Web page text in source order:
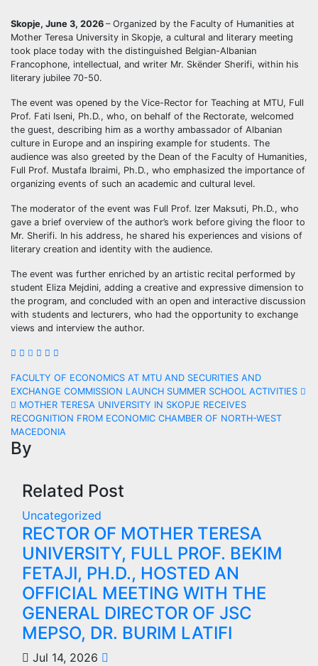
Skopje, June 3, 2026 – Organized by the Faculty of Humanities at
Mother Teresa University in Skopje, a cultural and literary meeting
took place today with the distinguished Belgian-Albanian
Francophone, intellectual, and writer Mr. Skënder Sherifi, within his
literary jubilee 70-50.
The event was opened by the Vice-Rector for Teaching at MTU, Full
Prof. Fati Iseni, Ph.D., who, on behalf of the Rectorate, welcomed
the guest, describing him as a worthy ambassador of Albanian
culture in Europe and an inspiring example for students. The
audience was also greeted by the Dean of the Faculty of Humanities,
Full Prof. Mustafa Ibraimi, Ph.D., who emphasized the importance of
organizing events of such an academic and cultural level.
The moderator of the event was Full Prof. Izer Maksuti, Ph.D., who
gave a brief overview of the author’s work before giving the floor to
Mr. Sherifi. In his address, he shared his experiences and visions of
literary creation and identity with the audience.
The event was further enriched by an artistic recital performed by
student Eliza Mejdini, adding a creative and expressive dimension to
the program, and concluded with an open and interactive discussion
with students and lecturers, who had the opportunity to exchange
views and interview the author.
Post
navigation
FACULTY OF ECONOMICS AT MTU AND SECURITIES AND
EXCHANGE COMMISSION LAUNCH SUMMER SCHOOL ACTIVITIES
MOTHER TERESA UNIVERSITY IN SKOPJE RECEIVES
RECOGNITION FROM ECONOMIC CHAMBER OF NORTH-WEST
MACEDONIA
By
Related Post
Uncategorized
RECTOR OF MOTHER TERESA
UNIVERSITY, FULL PROF. BEKIM
FETAJI, PH.D., HOSTED AN
OFFICIAL MEETING WITH THE
GENERAL DIRECTOR OF JSC
MEPSO, DR. BURIM LATIFI
Jul 14, 2026